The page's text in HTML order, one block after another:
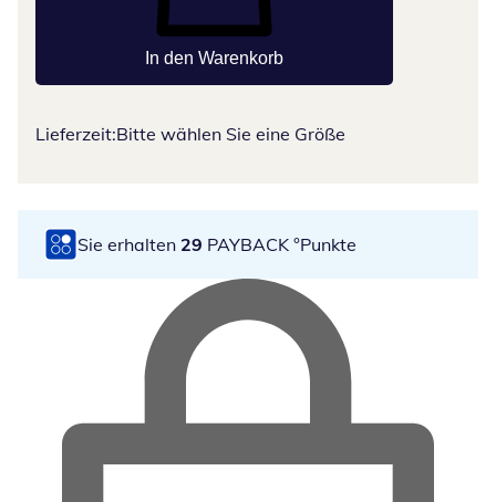
In den Warenkorb
Lieferzeit:Bitte wählen Sie eine Größe
Sie erhalten 29 PAYBACK °Punkte